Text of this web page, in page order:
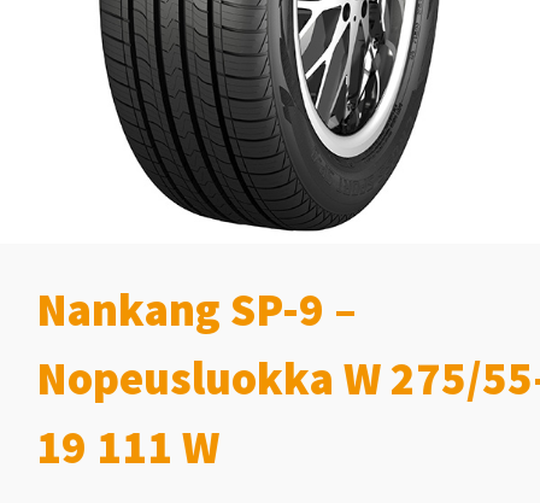
Nankang SP-9 –
Nopeusluokka W 275/
19 111 W